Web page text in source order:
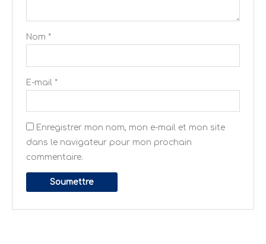
Nom *
E-mail *
Enregistrer mon nom, mon e-mail et mon site
dans le navigateur pour mon prochain
commentaire.